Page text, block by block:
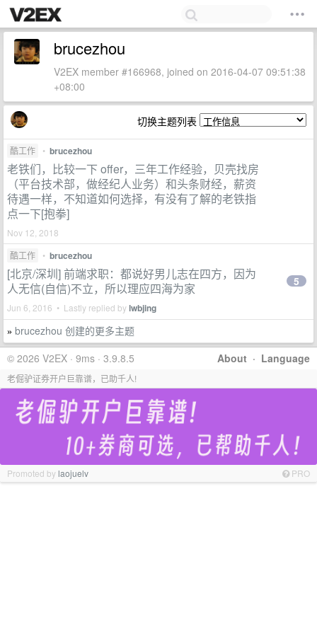
brucezhou
V2EX member #166968, joined on 2016-04-07 09:51:38
+08:00
切换主题列表
酷工作 • brucezhou
老铁们，比较一下 offer，三年工作经验，贝壳找房
（平台技术部，做经纪人业务）和头条财经，薪资
待遇一样，不知道如何选择，有没有了解的老铁指
点一下[抱拳]
Nov 12, 2018
酷工作
• brucezhou
[北京/深圳] 前端求职：都说好男儿志在四方，因为
人无信(自信)不立，所以理应四海为家
Jun 6, 2016 • Lastly replied bylwbjing
5
» brucezhou 创建的更多主题
About · Language
© 2026 V2EX · 9ms · 3.9.8.5
老倔驴证券开户巨靠谱，已助千人!
Promoted bylaojuelv PRO